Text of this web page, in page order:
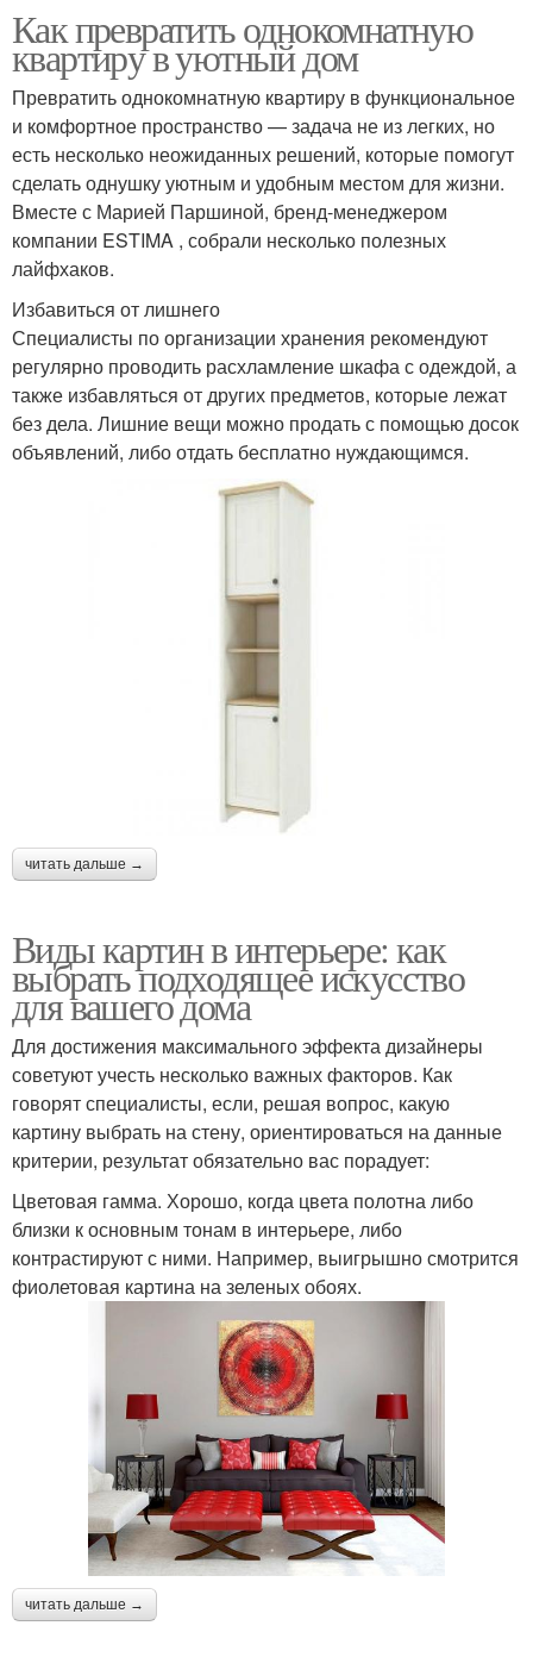
Как превратить однокомнатную
квартиру в уютный дом
Превратить однокомнатную квартиру в функциональное
и комфортное пространство — задача не из легких, но
есть несколько неожиданных решений, которые помогут
сделать однушку уютным и удобным местом для жизни.
Вместе с Марией Паршиной, бренд-менеджером
компании ESTIMA , собрали несколько полезных
лайфхаков.
Избавиться от лишнего
Специалисты по организации хранения рекомендуют
регулярно проводить расхламление шкафа с одеждой, а
также избавляться от других предметов, которые лежат
без дела. Лишние вещи можно продать с помощью досок
объявлений, либо отдать бесплатно нуждающимся.
читать дальше →
Виды картин в интерьере: как
выбрать подходящее искусство
для вашего дома
Для достижения максимального эффекта дизайнеры
советуют учесть несколько важных факторов. Как
говорят специалисты, если, решая вопрос, какую
картину выбрать на стену, ориентироваться на данные
критерии, результат обязательно вас порадует:
Цветовая гамма. Хорошо, когда цвета полотна либо
близки к основным тонам в интерьере, либо
контрастируют с ними. Например, выигрышно смотрится
фиолетовая картина на зеленых обоях.
читать дальше →